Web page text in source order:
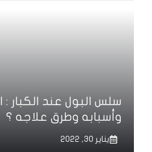
سلس البول عند الكبار
وأسبابه وطرق علاجه ؟
يناير 30, 2022